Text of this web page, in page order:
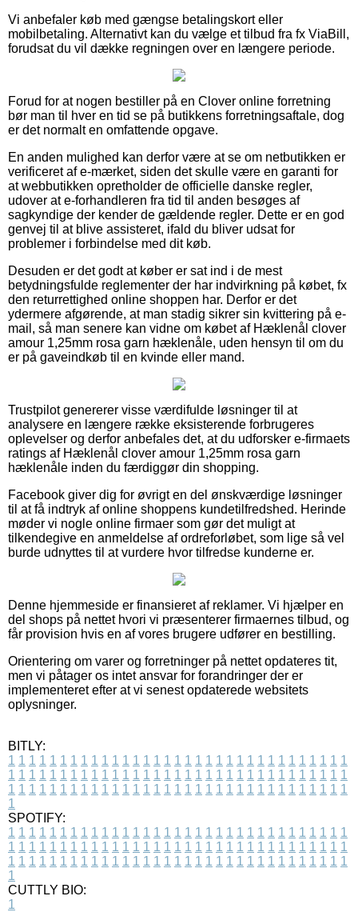
Vi anbefaler køb med gængse betalingskort eller
mobilbetaling. Alternativt kan du vælge et tilbud fra fx ViaBill,
forudsat du vil dække regningen over en længere periode.
Forud for at nogen bestiller på en Clover online forretning
bør man til hver en tid se på butikkens forretningsaftale, dog
er det normalt en omfattende opgave.
En anden mulighed kan derfor være at se om netbutikken er
verificeret af e-mærket, siden det skulle være en garanti for
at webbutikken opretholder de officielle danske regler,
udover at e-forhandleren fra tid til anden besøges af
sagkyndige der kender de gældende regler. Dette er en god
genvej til at blive assisteret, ifald du bliver udsat for
problemer i forbindelse med dit køb.
Desuden er det godt at køber er sat ind i de mest
betydningsfulde reglementer der har indvirkning på købet, fx
den returrettighed online shoppen har. Derfor er det
ydermere afgørende, at man stadig sikrer sin kvittering på e-
mail, så man senere kan vidne om købet af Hæklenål clover
amour 1,25mm rosa garn hæklenåle, uden hensyn til om du
er på gaveindkøb til en kvinde eller mand.
Trustpilot genererer visse værdifulde løsninger til at
analysere en længere række eksisterende forbrugeres
oplevelser og derfor anbefales det, at du udforsker e-firmaets
ratings af Hæklenål clover amour 1,25mm rosa garn
hæklenåle inden du færdiggør din shopping.
Facebook giver dig for øvrigt en del ønskværdige løsninger
til at få indtryk af online shoppens kundetilfredshed. Herinde
møder vi nogle online firmaer som gør det muligt at
tilkendegive en anmeldelse af ordreforløbet, som lige så vel
burde udnyttes til at vurdere hvor tilfredse kunderne er.
Denne hjemmeside er finansieret af reklamer. Vi hjælper en
del shops på nettet hvori vi præsenterer firmaernes tilbud, og
får provision hvis en af vores brugere udfører en bestilling.
Orientering om varer og forretninger på nettet opdateres tit,
men vi påtager os intet ansvar for forandringer der er
implementeret efter at vi senest opdaterede websitets
oplysninger.
BITLY:
1 1 1 1 1 1 1 1 1 1 1 1 1 1 1 1 1 1 1 1 1 1 1 1 1 1 1 1 1 1 1 1 1
1 1 1 1 1 1 1 1 1 1 1 1 1 1 1 1 1 1 1 1 1 1 1 1 1 1 1 1 1 1 1 1 1
1 1 1 1 1 1 1 1 1 1 1 1 1 1 1 1 1 1 1 1 1 1 1 1 1 1 1 1 1 1 1 1 1
1
SPOTIFY:
1 1 1 1 1 1 1 1 1 1 1 1 1 1 1 1 1 1 1 1 1 1 1 1 1 1 1 1 1 1 1 1 1
1 1 1 1 1 1 1 1 1 1 1 1 1 1 1 1 1 1 1 1 1 1 1 1 1 1 1 1 1 1 1 1 1
1 1 1 1 1 1 1 1 1 1 1 1 1 1 1 1 1 1 1 1 1 1 1 1 1 1 1 1 1 1 1 1 1
1
CUTTLY BIO:
1